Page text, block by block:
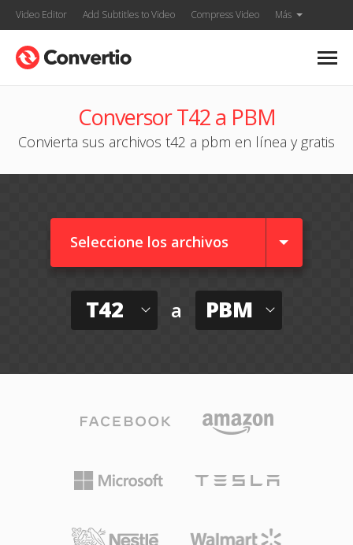
Video Editor Add Subtitles to Video Compress Video Más
Conversor T42 a PBM
Convierta sus archivos t42 a pbm en línea y gratis
Seleccione los archivos
T42 a PBM